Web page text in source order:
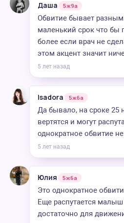
Даша 5ж9а
Обвитие бывает
маленький срок что бы
более если врач не
этом акцент значит
5 лет назад
Isadora 5ж6а
Да бывало, на сроке 25
вертятся и могут
однократное обвитие
5 лет назад
Юлия 5ж6а
Это однократное
Еще распутается
достаточно для